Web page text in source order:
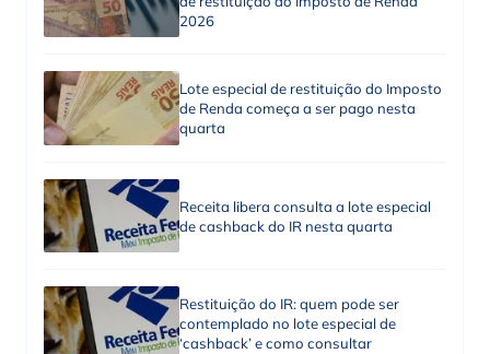
2026
Lote especial de restituição do Imposto
de Renda começa a ser pago nesta
quarta
Receita libera consulta a lote especial
de cashback do IR nesta quarta
Restituição do IR: quem pode ser
contemplado no lote especial de
‘cashback’ e como consultar